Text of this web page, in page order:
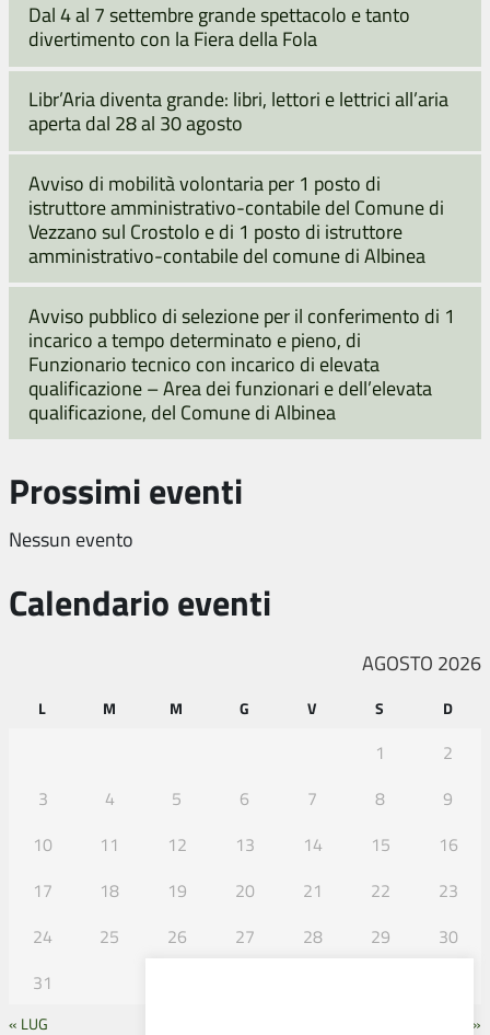
Dal 4 al 7 settembre grande spettacolo e tanto
divertimento con la Fiera della Fola
Libr’Aria diventa grande: libri, lettori e lettrici all’aria
aperta dal 28 al 30 agosto
Avviso di mobilità volontaria per 1 posto di
istruttore amministrativo-contabile del Comune di
Vezzano sul Crostolo e di 1 posto di istruttore
amministrativo-contabile del comune di Albinea
Avviso pubblico di selezione per il conferimento di 1
incarico a tempo determinato e pieno, di
Funzionario tecnico con incarico di elevata
qualificazione – Area dei funzionari e dell’elevata
qualificazione, del Comune di Albinea
Prossimi eventi
Nessun evento
Calendario eventi
AGOSTO 2026
L M M G V S D
1
2
3
4 5 6 7 8
9
10
11 12 13 14 15
16
17
18 19 20 21 22
23
24
25 26 27 28 29
30
31
« LUG SET »